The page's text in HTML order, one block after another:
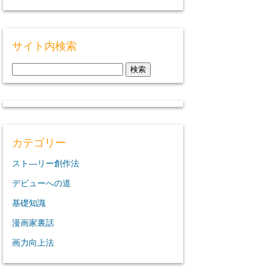
サイト内検索
索:
カテゴリー
スト―リー創作法
デビューへの道
基礎知識
漫画家裏話
画力向上法